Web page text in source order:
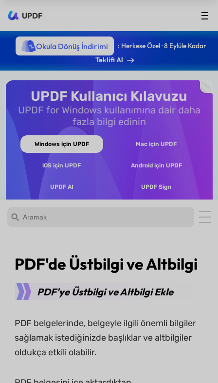
UPDF
Okula Dönüş İndirimi
: Herkese Özel · 8 Eylüle Kadar
Teklifi Al
UPDF Kullanıcı Kılavuzu
UPDF for Windows kullanımına dair daha
fazla bilgi edinin
Windows için UPDF Mac için UPDF
iOS için UPDF Android için UPDF
UPDF AI UPDF Sign
PDF'de Üstbilgi ve Altbilgi
PDF'ye Üstbilgi ve Altbilgi Ekle
PDF belgelerinde, belgeyle ilgili önemli bilgiler
sağlamak istediğinizde başlıklar ve altbilgiler
oldukça etkili olabilir.